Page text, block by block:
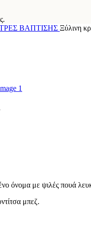
ΒΑΠΤΙΣΗΣ Ξύλινη
όνομα με ψιλές πουά
μπεζ.